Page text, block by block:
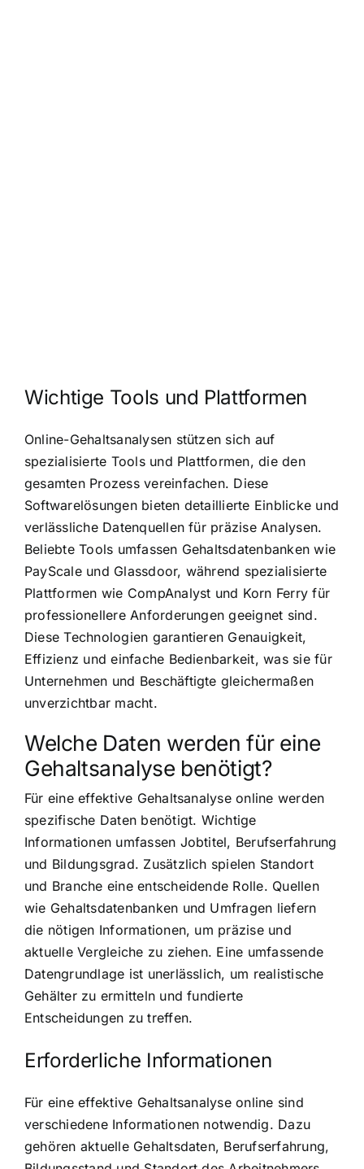
Wichtige Tools und Plattformen
Online-Gehaltsanalysen stützen sich auf
spezialisierte Tools und Plattformen, die den
gesamten Prozess vereinfachen. Diese
Softwarelösungen bieten detaillierte Einblicke und
verlässliche Datenquellen für präzise Analysen.
Beliebte Tools umfassen Gehaltsdatenbanken wie
PayScale und Glassdoor, während spezialisierte
Plattformen wie CompAnalyst und Korn Ferry für
professionellere Anforderungen geeignet sind.
Diese Technologien garantieren Genauigkeit,
Effizienz und einfache Bedienbarkeit, was sie für
Unternehmen und Beschäftigte gleichermaßen
unverzichtbar macht.
Welche Daten werden für eine
Gehaltsanalyse benötigt?
Für eine effektive Gehaltsanalyse online werden
spezifische Daten benötigt. Wichtige
Informationen umfassen Jobtitel, Berufserfahrung
und Bildungsgrad. Zusätzlich spielen Standort
und Branche eine entscheidende Rolle. Quellen
wie Gehaltsdatenbanken und Umfragen liefern
die nötigen Informationen, um präzise und
aktuelle Vergleiche zu ziehen. Eine umfassende
Datengrundlage ist unerlässlich, um realistische
Gehälter zu ermitteln und fundierte
Entscheidungen zu treffen.
Erforderliche Informationen
Für eine effektive Gehaltsanalyse online sind
verschiedene Informationen notwendig. Dazu
gehören aktuelle Gehaltsdaten, Berufserfahrung,